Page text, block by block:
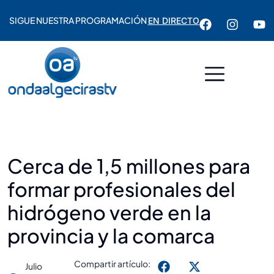
SIGUE NUESTRA PROGRAMACIÓNEN DIRECTO
Cerca de 1,5 millones para
formar profesionales del
hidrógeno verde en la
provincia y la comarca
Julio
Compartir artículo: